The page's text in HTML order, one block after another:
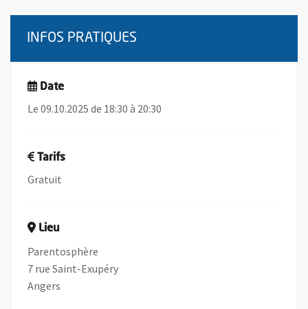
INFOS PRATIQUES
Date
Le 09.10.2025 de 18:30 à 20:30
Tarifs
Gratuit
Lieu
Parentosphère
7 rue Saint-Exupéry
Angers